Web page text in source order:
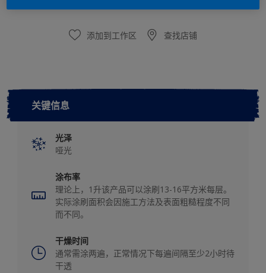
添加到工作区 查找店铺
关键信息
光泽
哑光
涂布率
理论上，1升该产品可以涂刷13-16平方米每层。
实际涂刷面积会因施工方法及表面粗糙程度不同
而不同。
干燥时间
通常需涂两遍，正常情况下每遍间隔至少2小时待
干透